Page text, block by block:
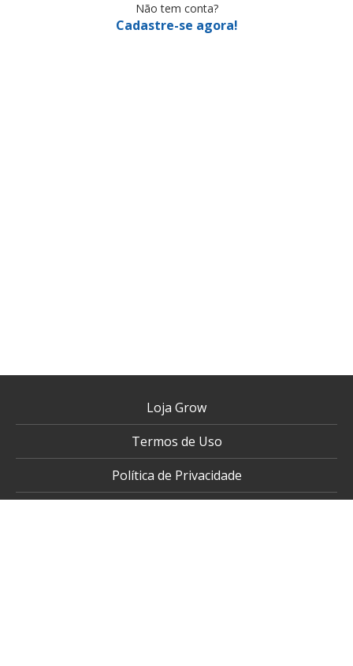
Não tem conta?
Cadastre-se agora!
Loja Grow
Termos de Uso
Política de Privacidade